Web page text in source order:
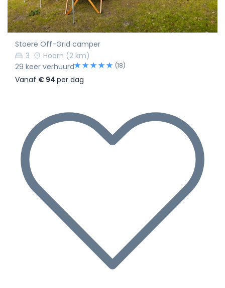
Stoere Off-Grid camper
3
Hoorn (2 km)
29 keer verhuurd
(18)
Vanaf € 94 per dag